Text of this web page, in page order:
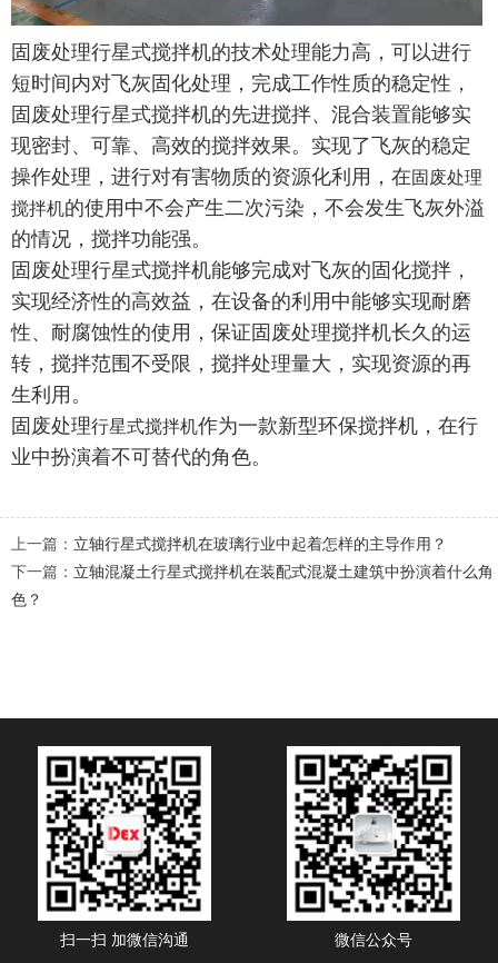
固废处理行星式搅拌机的技术处理能力高，可以进行
短时间内对飞灰固化处理，完成工作性质的稳定性，
固废处理行星式搅拌机的先进搅拌、混合装置能够实
现密封、可靠、高效的搅拌效果。实现了飞灰的稳定
操作处理，进行对有害物质的资源化利用，在固废处理
搅拌机的使用中不会产生二次污染，不会发生飞灰外溢
的情况，搅拌功能强。
固废处理行星式搅拌机能够完成对飞灰的固化搅拌，
实现经济性的高效益，在设备的利用中能够实现耐磨
性、耐腐蚀性的使用，保证固废处理搅拌机长久的运
转，搅拌范围不受限，搅拌处理量大，实现资源的再
生利用。
固废处理行星式搅拌机作为一款新型环保搅拌机，在行
业中扮演着不可替代的角色。
上一篇： 立轴行星式搅拌机在玻璃行业中起着怎样的主导作用？
下一篇： 立轴混凝土行星式搅拌机在装配式混凝土建筑中扮演着什么角
色？
扫一扫 加微信沟通 微信公众号